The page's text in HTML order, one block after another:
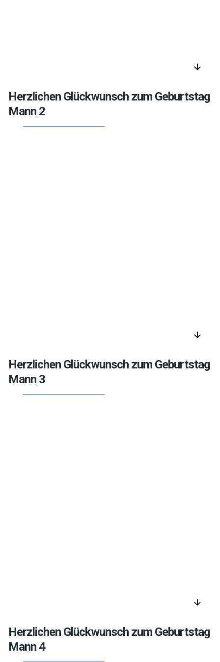
arrow_downward
Herzlichen Glückwunsch zum Geburtstag
Mann 2
arrow_downward
Herzlichen Glückwunsch zum Geburtstag
Mann 3
arrow_downward
Herzlichen Glückwunsch zum Geburtstag
Mann 4